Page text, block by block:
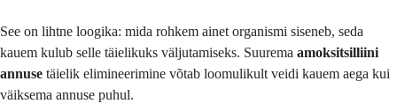
See on lihtne loogika: mida rohkem ainet organismi siseneb, seda
kauem kulub selle täielikuks väljutamiseks. Suurema amoksitsilliini
annuse täielik elimineerimine võtab loomulikult veidi kauem aega kui
väiksema annuse puhul.